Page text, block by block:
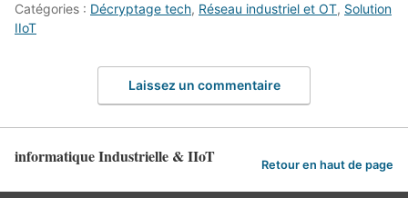
Catégories : Décryptage tech, Réseau industriel et OT, Solution
IIoT
Laissez un commentaire
informatique Industrielle & IIoT Retour en haut de page